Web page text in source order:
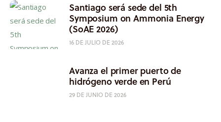
Santiago será sede del 5th
Symposium on Ammonia Energy
(SoAE 2026)
16 DE JULIO DE 2026
Avanza el primer puerto de
hidrógeno verde en Perú
29 DE JUNIO DE 2026